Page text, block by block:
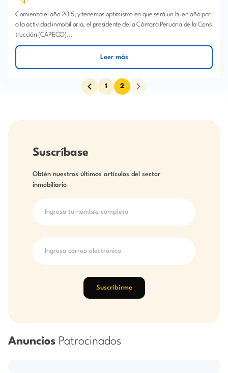
Comienza el año 2015, y tenemos optimismo en que será un buen año par
a la actividad inmobiliaria, el presidente de la Cámara Peruana de la Cons
trucción (CAPECO)...
Leer más
1 2
Suscríbase
Obtén nuestros últimos artículos del sector
inmobiliario
Suscribirme
Anuncios Patrocinados